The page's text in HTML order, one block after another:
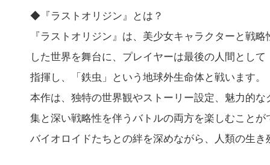
◆『ラストオリジン』とは？
『ラストオリジン』は、美少女キャラクターと戦
した世界を舞台に、プレイヤーは最後の人間とし
指揮し、「鉄虫」という地球外生命体と戦います。
本作は、独特の世界観やストーリー設定、魅力的
集と深い戦略性を伴うバトルの両方を楽しむこと
バイオロイドたちとの絆を深めながら、人類の生